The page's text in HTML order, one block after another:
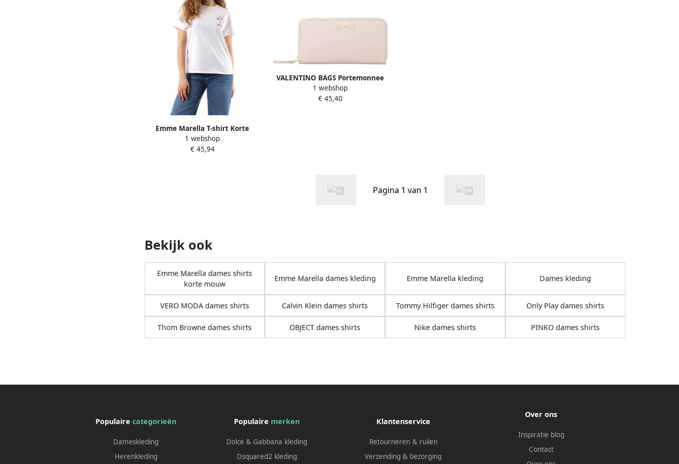
Emme Marella T-shirt Korte
Mouw CAPPERO
1 webshop
€ 45,94
VALENTINO BAGS Portemonnee
met labelapplicatie model 'ZERO
RE'
1 webshop
€ 45,40
Pagina 1 van 1
Bekijk ook
Emme Marella dames shirts
korte mouw
Emme Marella dames kleding Emme Marella kleding Dames kleding
VERO MODA dames shirts Calvin Klein dames shirts Tommy Hilfiger dames shirts Only Play dames shirts
Thom Browne dames shirts OBJECT dames shirts Nike dames shirts PINKO dames shirts
Populairecategorieën
Dameskleding
Herenkleding
Populaire merken
Dolce & Gabbana kleding
Dsquared2 kleding
Klantenservice
Retourneren & ruilen
Verzending & bezorging
Over ons
Inspiratie blog
Contact